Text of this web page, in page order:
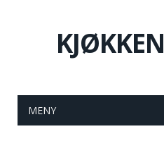
KJØKKEN
MENY